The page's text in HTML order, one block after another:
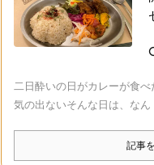
二日酔いの日がカレーが食
気の出ないそんな日は、なん
記事